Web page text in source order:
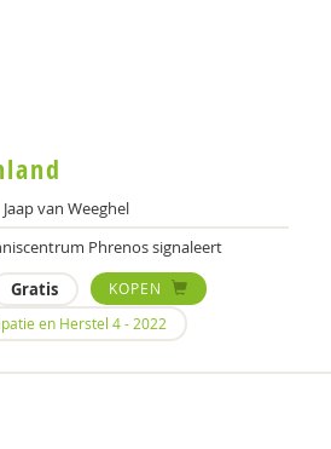
Jaap van Weeghel
Phrenos signaleert
Gratis
KOPEN
en Herstel 4 - 2022